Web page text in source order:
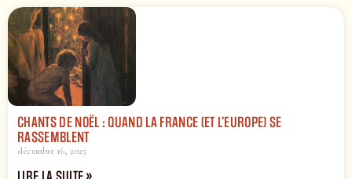
CHANTS DE NOËL : QUAND LA FRANCE (ET L’EUROPE) SE
RASSEMBLENT
décembre 16, 2025